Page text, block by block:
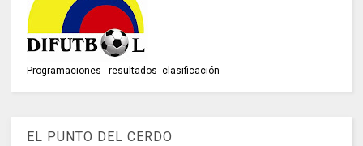
Programaciones - resultados -clasificación
EL PUNTO DEL CERDO